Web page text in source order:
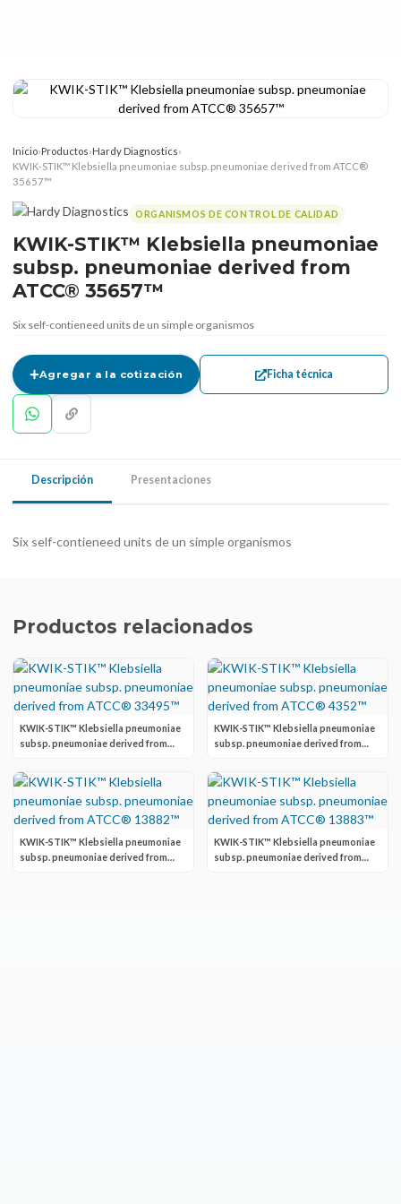
Inicio›Productos›Hardy Diagnostics›
KWIK-STIK™ Klebsiella pneumoniae subsp. pneumoniae derived from ATCC®
35657™
ORGANISMOS DE CONTROL DE CALIDAD
KWIK-STIK™ Klebsiella pneumoniae
subsp. pneumoniae derived from
ATCC® 35657™
Six self-contieneed units de un simple organismos
Agregar a la cotización Ficha técnica
Descripción Presentaciones
Six self-contieneed units de un simple organismos
Productos relacionados
KWIK-STIK™ Klebsiella pneumoniae
subsp. pneumoniae derived from
KWIK-STIK™ Klebsiella pneumoniae
subsp. pneumoniae derived from
KWIK-STIK™ Klebsiella pneumoniae
subsp. pneumoniae derived from
KWIK-STIK™ Klebsiella pneumoniae
subsp. pneumoniae derived from